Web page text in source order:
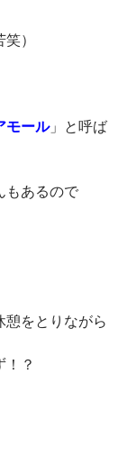
）
モール」と呼ば
もあるので
憩をとりながら
？